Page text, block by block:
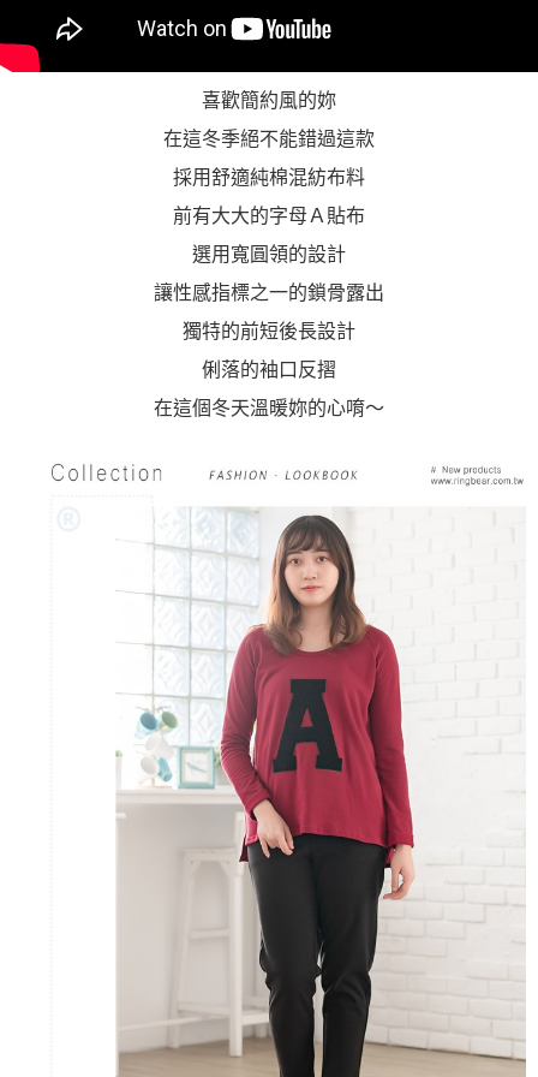
喜歡簡約風的妳
在這冬季絕不能錯過這款
採用舒適純棉混紡布料
前有大大的字母Ａ貼布
選用寬圓領的設計
讓性感指標之一的鎖骨露出
獨特的前短後長設計
俐落的袖口反摺
在這個冬天溫暖妳的心唷～